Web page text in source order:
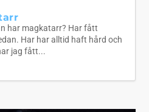
har magkatarr? Har fått
Har har alltid haft hård och
jag fått...